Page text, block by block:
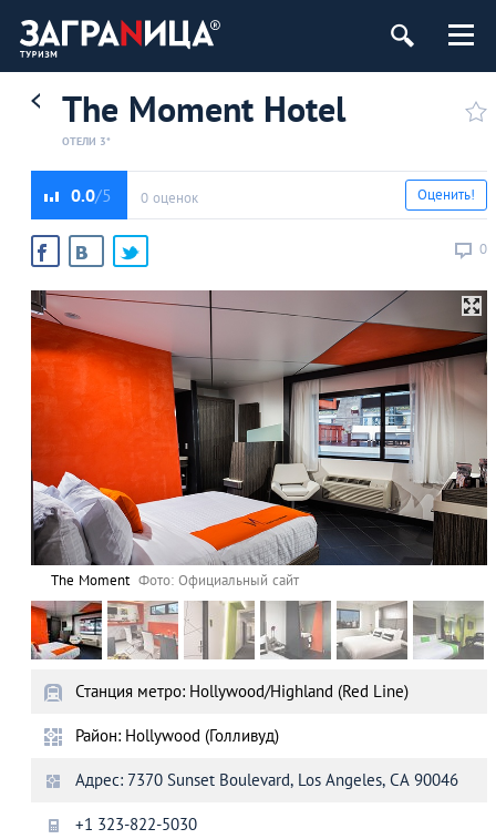
The Moment Hotel
ОТЕЛИ 3*
0.0 0 оценок
0
Оценить!
The Moment Фото: Официальный сайт
Станция метро: Hollywood/Highland (Red Line)
Район: Hollywood (Голливуд)
Адрес: 7370 Sunset Boulevard, Los Angeles, CА 90046
+1 323-822-5030